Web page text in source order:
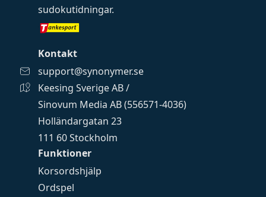
Funktioner
Korsordshjälp
Ordspel
sudokutidningar.
Kontakt
support@synonymer.se
Keesing Sverige AB /
Sinovum Media AB (556571-4036)
Holländargatan 23
111 60 Stockholm